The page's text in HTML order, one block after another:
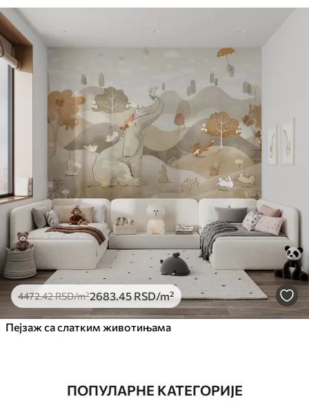
4472.42RSD/m²2683.45 RSD/m²
Пејзаж са слатким животињама
ПОПУЛАРНЕ КАТЕГОРИЈЕ